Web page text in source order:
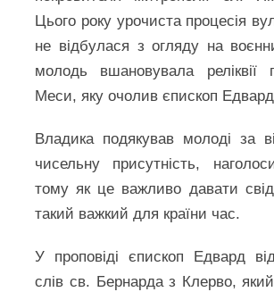
Цього року урочиста процесія
не відбулася з огляду на
молодь вшановувала реліквії
Меси, яку очолив єпископ
Владика подякував молоді за
чисельну присутність,
тому як це важливо давати
такий важкий для країни час.
У проповіді єпископ Едвард
слів св. Бернарда з Клерво,